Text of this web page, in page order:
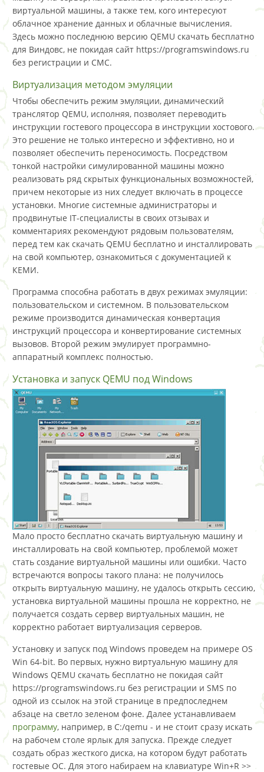
виртуальной машины, а также тем, кого интересуют
облачное хранение данных и облачные вычисления.
Здесь можно последнюю версию QEMU скачать бесплатно
для Виндовс, не покидая сайт https://programswindows.ru
без регистрации и СМС.
Виртуализация методом эмуляции
Чтобы обеспечить режим эмуляции, динамический
транслятор QEMU, исполняя, позволяет переводить
инструкции гостевого процессора в инструкции хостового.
Это решение не только интересно и эффективно, но и
позволяет обеспечить переносимость. Посредством
тонкой настройки симулированной машины можно
реализовать ряд скрытых функциональных возможностей,‭
причем‭ некоторые из них следует включать в процессе
установки.‭ Многие системные администраторы и
продвинутые IT-специалисты в своих отзывах и
комментариях рекомендуют рядовым пользователям,
перед тем как скачать QEMU бесплатно и инсталлировать
на свой компьютер, ознакомиться с документацией к
КЕМИ.
Программа способна работать в двух режимах эмуляции:
пользовательском и системном. В пользовательском
режиме производится динамическая конвертация
инструкций процессора и конвертирование системных
вызовов. Второй режим эмулирует программно-
аппаратный комплекс полностью.
Установка и запуск QEMU под Windows
Мало просто бесплатно скачать виртуальную машину и
инсталлировать на свой компьютер, проблемой может
стать создание виртуальной машины или ошибки. Часто
встречаются вопросы такого плана: не получилось
открыть виртуальную машину, не удалось открыть сессию,
установка виртуальной машины прошла не корректно, не
получается создать сервер виртуальных машин, не
корректно работает виртуализация серверов.
Установку и запуск под Windows проведем на примере OS
Win 64-bit. Во первых, нужно виртуальную машину для
Windows QEMU скачать бесплатно не покидая сайт
https://programswindows.ru без регистрации и SMS по
одной из ссылок на этой странице в предпоследнем
абзаце на светло зеленом фоне. Далее устанавливаем
программу, например, в C:/qemu - и не стоит сразу искать
на рабочем столе ярлык для запуска. Прежде следует
создать образ жесткого диска, на котором будут работать
гостевые ОС. Для этого набираем на клавиатуре Win+R >>